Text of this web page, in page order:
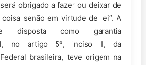
obrigado a fazer ou deixar de
coisa senão em virtude de lei”. A
disposta como garantia
no artigo 5º, inciso II, da
brasileira, teve origem na